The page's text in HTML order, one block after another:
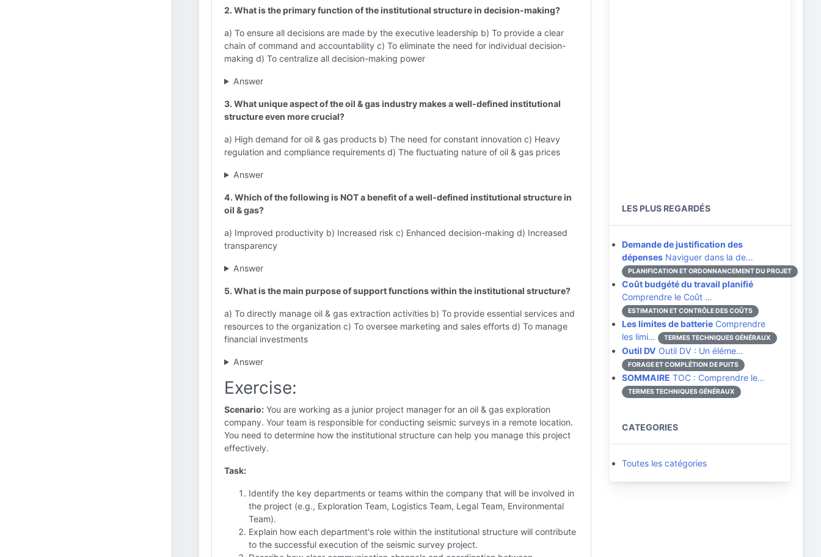
2. What is the primary function of the institutional structure in decision-making?
a) To ensure all decisions are made by the executive leadership b) To provide a clear
chain of command and accountability c) To eliminate the need for individual decision-
making d) To centralize all decision-making power
Answer
3. What unique aspect of the oil & gas industry makes a well-defined institutional
structure even more crucial?
a) High demand for oil & gas products b) The need for constant innovation c) Heavy
regulation and compliance requirements d) The fluctuating nature of oil & gas prices
Answer
4. Which of the following is NOT a benefit of a well-defined institutional structure in
oil & gas?
a) Improved productivity b) Increased risk c) Enhanced decision-making d) Increased
transparency
Answer
5. What is the main purpose of support functions within the institutional structure?
a) To directly manage oil & gas extraction activities b) To provide essential services and
resources to the organization c) To oversee marketing and sales efforts d) To manage
financial investments
Answer
Exercise:
Scenario: You are working as a junior project manager for an oil & gas exploration
company. Your team is responsible for conducting seismic surveys in a remote location.
You need to determine how the institutional structure can help you manage this project
effectively.
Task:
Identify the key departments or teams within the company that will be involved in
the project (e.g., Exploration Team, Logistics Team, Legal Team, Environmental
Team).
Explain how each department's role within the institutional structure will contribute
to the successful execution of the seismic survey project.
LES PLUS REGARDÉS
Demande de justification des
dépenses Naviguer dans la de…
PLANIFICATION ET ORDONNANCEMENT DU PROJET
Coût budgété du travail planifié
Comprendre le Coût …
ESTIMATION ET CONTRÔLE DES COÛTS
Les limites de batterie Comprendre
les limi…
TERMES TECHNIQUES GÉNÉRAUX
Outil DV Outil DV : Un éléme…
FORAGE ET COMPLÉTION DE PUITS
SOMMAIRE TOC : Comprendre le…
TERMES TECHNIQUES GÉNÉRAUX
CATEGORIES
Toutes les catégories